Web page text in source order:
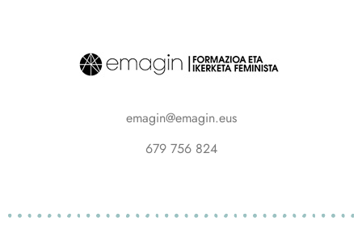
emagin@emagin.eus
679 756 824